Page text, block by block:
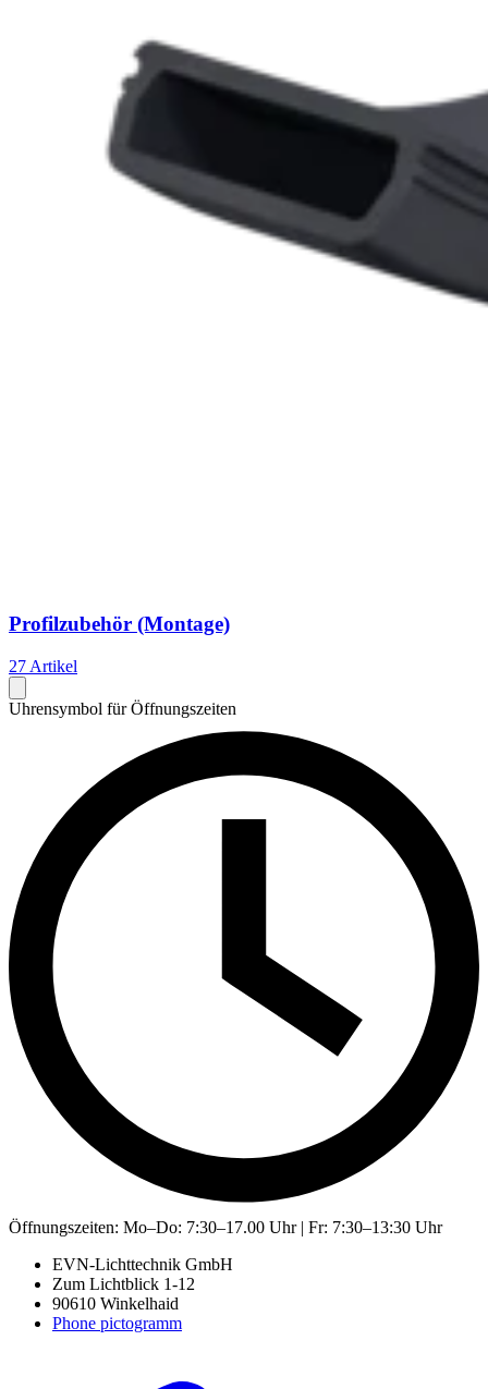
Profilzubehör (Montage)
27 Artikel
Uhrensymbol für Öffnungszeiten
Öffnungszeiten: Mo–Do: 7:30–17.00 Uhr | Fr: 7:30–13:30 Uhr
EVN-Lichttechnik GmbH
Zum Lichtblick 1-12
90610 Winkelhaid
Phone pictogramm